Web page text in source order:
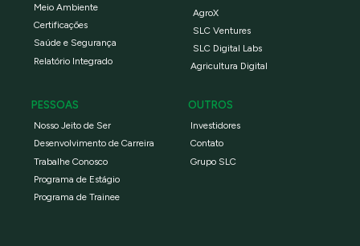
Meio Ambiente
Certificações
Saúde e Segurança
Relatório Integrado
AgroX
SLC Ventures
SLC Digital Labs
Agricultura Digital
PESSOAS
Nosso Jeito de Ser
Desenvolvimento de Carreira
Trabalhe Conosco
Programa de Estágio
Programa de Trainee
OUTROS
Investidores
Contato
Grupo SLC